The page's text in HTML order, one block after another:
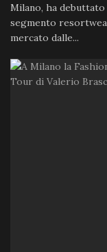
Milano, ha
segmento
mercato dalle...